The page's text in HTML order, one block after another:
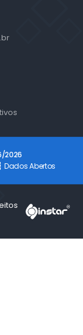
2026
Dados Abertos